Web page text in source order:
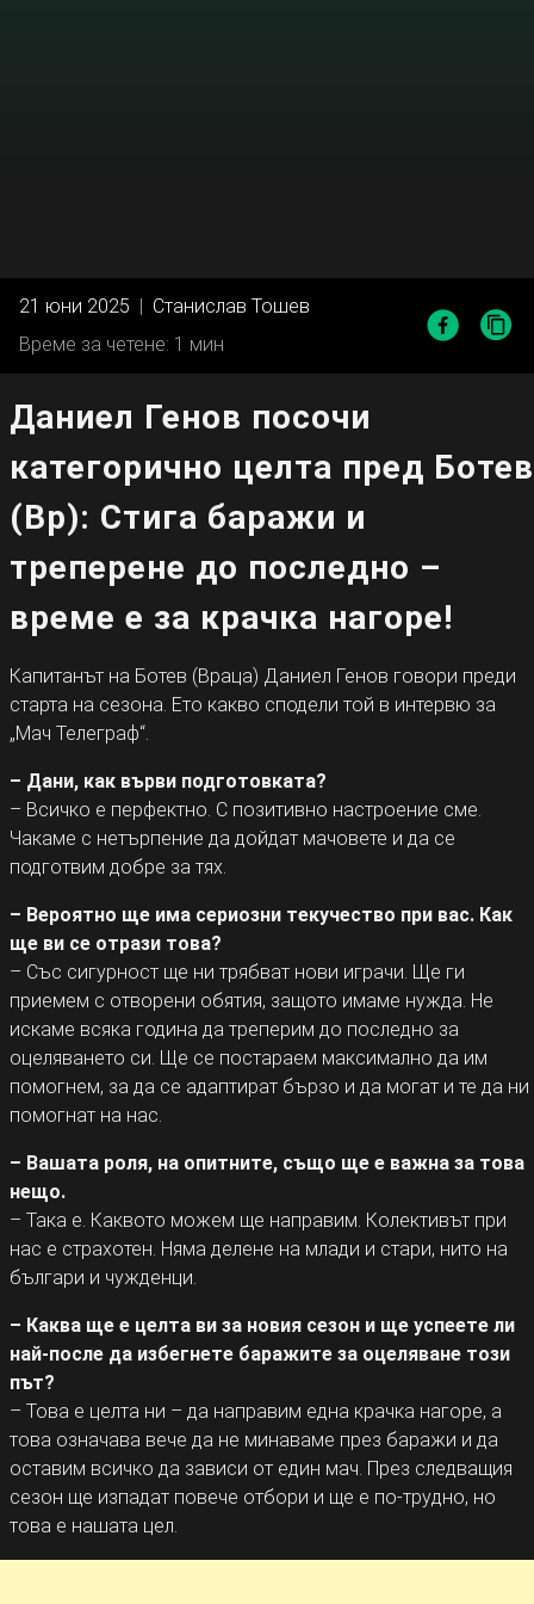
21 юни 2025
Станислав Тошев
Време за четене: 1 мин
Даниел Генов посочи
категорично целта пред Ботев
(Вр): Стига баражи и
треперене до последно –
време е за крачка нагоре!
Капитанът на Ботев (Враца) Даниел Генов говори преди
старта на сезона. Ето какво сподели той в интервю за
„Мач Телеграф“.
– Дани, как върви подготовката?
– Всичко е перфектно. С позитивно настроение сме.
Чакаме с нетърпение да дойдат мачовете и да се
подготвим добре за тях.
– Вероятно ще има сериозни текучество при вас. Как
ще ви се отрази това?
– Със сигурност ще ни трябват нови играчи. Ще ги
приемем с отворени обятия, защото имаме нужда. Не
искаме всяка година да треперим до последно за
оцеляването си. Ще се постараем максимално да им
помогнем, за да се адаптират бързо и да могат и те да ни
помогнат на нас.
– Вашата роля, на опитните, също ще е важна за това
нещо.
– Така е. Каквото можем ще направим. Колективът при
нас е страхотен. Няма делене на млади и стари, нито на
българи и чужденци.
– Каква ще е целта ви за новия сезон и ще успеете ли
най-после да избегнете баражите за оцеляване този
път?
– Това е целта ни – да направим една крачка нагоре, а
това означава вече да не минаваме през баражи и да
оставим всичко да зависи от един мач. През следващия
сезон ще изпадат повече отбори и ще е по-трудно, но
това е нашата цел.